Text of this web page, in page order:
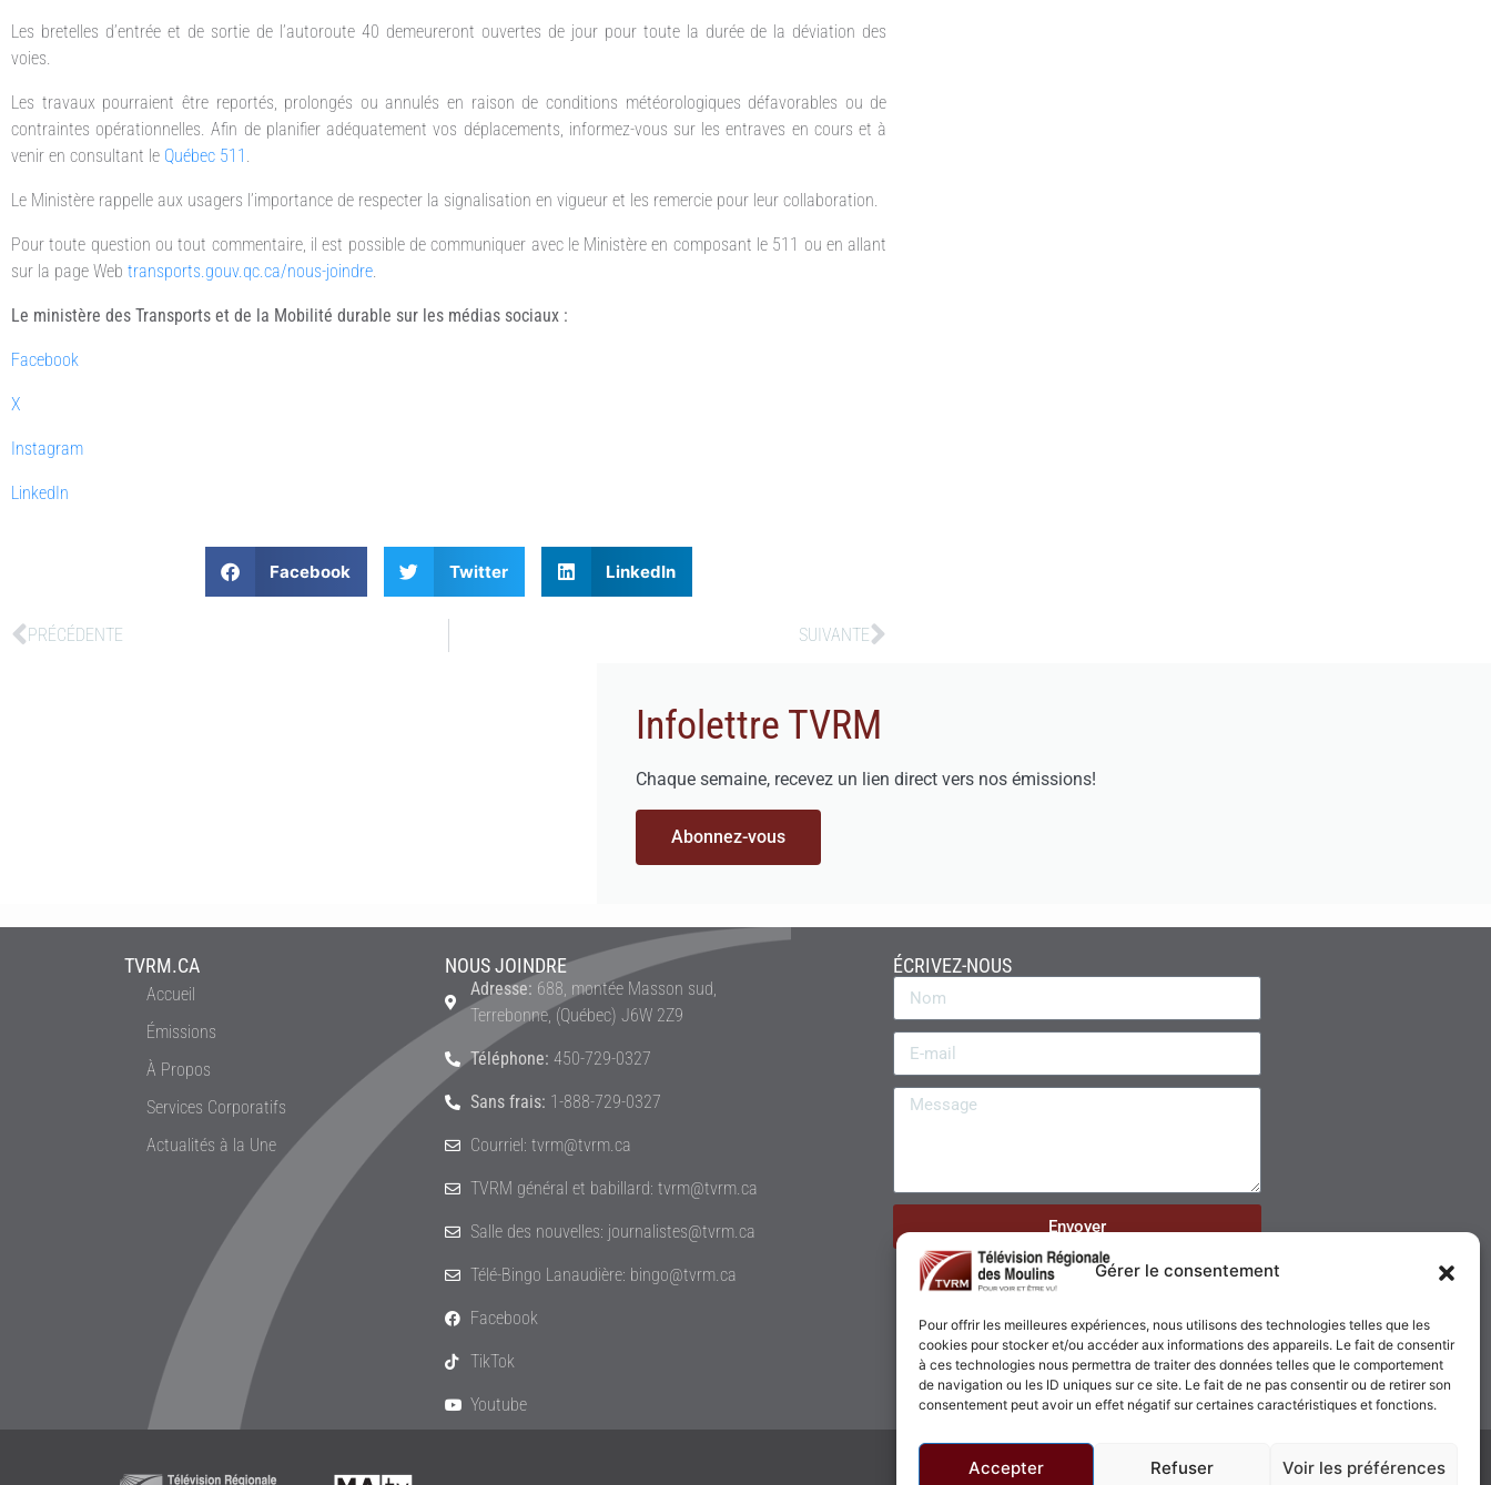
Gérer le consentement
Pour offrir les meilleures expériences, nous utilisons des technologies telles que les
cookies pour stocker et/ou accéder aux informations des appareils. Le fait de consentir
à ces technologies nous permettra de traiter des données telles que le comportement
de navigation ou les ID uniques sur ce site. Le fait de ne pas consentir ou de retirer son
consentement peut avoir un effet négatif sur certaines caractéristiques et fonctions.
Accepter Refuser Voir les préférences
Les bretelles d’entrée et de sortie de l’autoroute 40 demeureront ouvertes de jour pour toute la durée de la déviation des
voies.
Les travaux pourraient être reportés, prolongés ou annulés en raison de conditions météorologiques défavorables ou de
contraintes opérationnelles. Afin de planifier adéquatement vos déplacements, informez-vous sur les entraves en cours et à
venir en consultant le Québec 511 .
Le Ministère rappelle aux usagers l’importance de respecter la signalisation en vigueur et les remercie pour leur collaboration.
Pour toute question ou tout commentaire, il est possible de communiquer avec le Ministère en composant le 511 ou en allant
sur la page Web transports.gouv.qc.ca/nous-joindre.
Le ministère des Transports et de la Mobilité durable sur les médias sociaux :
Facebook
X
Instagram
LinkedIn
Facebook Twitter LinkedIn
PRÉCÉDENTE SUIVANTE
Infolettre TVRM
Chaque semaine, recevez un lien direct vers nos émissions!
Abonnez-vous
TVRM.CA
Accueil
Émissions
À Propos
Services Corporatifs
Actualités à la Une
NOUS JOINDRE
Adresse: 688, montée Masson sud,
Terrebonne, (Québec) J6W 2Z9
Téléphone: 450-729-0327
Sans frais: 1-888-729-0327
Courriel: tvrm@tvrm.ca
TVRM général et babillard: tvrm@tvrm.ca
Salle des nouvelles: journalistes@tvrm.ca
Télé-Bingo Lanaudière: bingo@tvrm.ca
Facebook
TikTok
Youtube
ÉCRIVEZ-NOUS
Envoyer
Politique de confidentialité